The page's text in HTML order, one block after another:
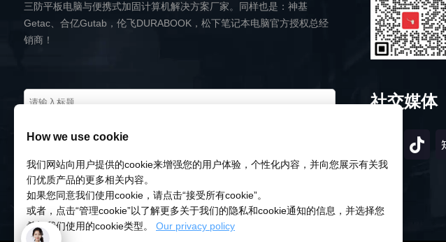
三防平板电脑与便携式加固计算机解决方案厂家。同样也是：神基
Getac、合亿Gutab，伦飞DURABOOK，松下笔记本电脑官方授权总经
销商！
社交媒体
How we use cookie
我们网站向用户提供的cookie来增强您的用户体验，个性化内容，并向您展示有关我
们优质产品的更多相关内容。
如果您同意我们使用cookie，请点击“接受所有cookie”。
或者，点击“管理cookie”以了解更多关于我们的隐私和cookie通知的信息，并选择您
希望我们使用的cookie类型。 Our privacy policy